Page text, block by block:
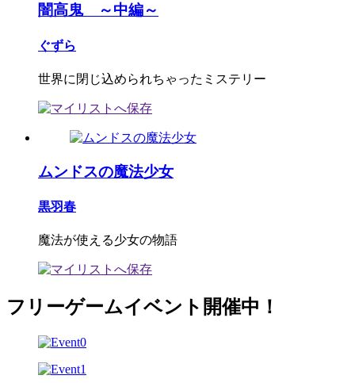
闇高鬼 ～中編～
ぐずら
世界に閉じ込められちゃったミステリー
ムンドスの魔法少女
黒羽春
魔法が使える少女の物語
フリーゲームイベント開催中！